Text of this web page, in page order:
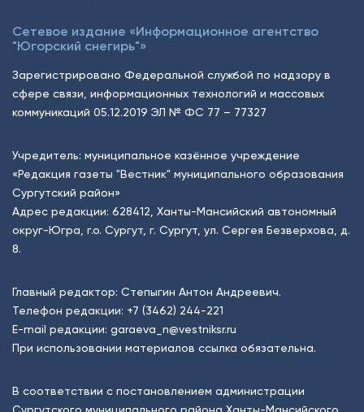
Сетевое издание «Информационное агентство
"Югорский снегирь"»
Зарегистрировано Федеральной службой по надзору в
сфере связи, информационных технологий и массовых
коммуникаций 05.12.2019 ЭЛ № ФС 77 – 77327
Учредитель: муниципальное казённое учреждение
«Редакция газеты "Вестник" муниципального образования
Сургутский район»
Адрес редакции: 628412, Ханты-Мансийский автономный
округ-Югра, г.о. Сургут, г. Сургут, ул. Сергея Безверхова, д.
8.
Главный редактор: Степыгин Антон Андреевич.
Телефон редакции: +7 (3462) 244-221
E-mail редакции: garaeva_n@vestniksr.ru
При использовании материалов ссылка обязательна.
В соответствии с постановлением администрации
Сургутского муниципального района Ханты-Мансийского